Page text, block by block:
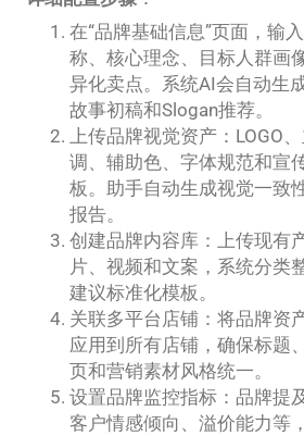
在“品牌基础信息”页面，输
称、核心理念、目标人群画
异化卖点。系统AI会自动生
故事初稿和Slogan推荐。
上传品牌视觉资产：LOGO
调、辅助色、字体规范和宣
板。助手自动生成视觉一致
报告。
创建品牌内容库：上传现有
片、视频和文案，系统分类
建议标准化模板。
关联多平台店铺：将品牌资
应用到所有店铺，确保标题
页和营销素材风格统一。
设置品牌监控指标：品牌提
客户情感倾向、溢价能力等